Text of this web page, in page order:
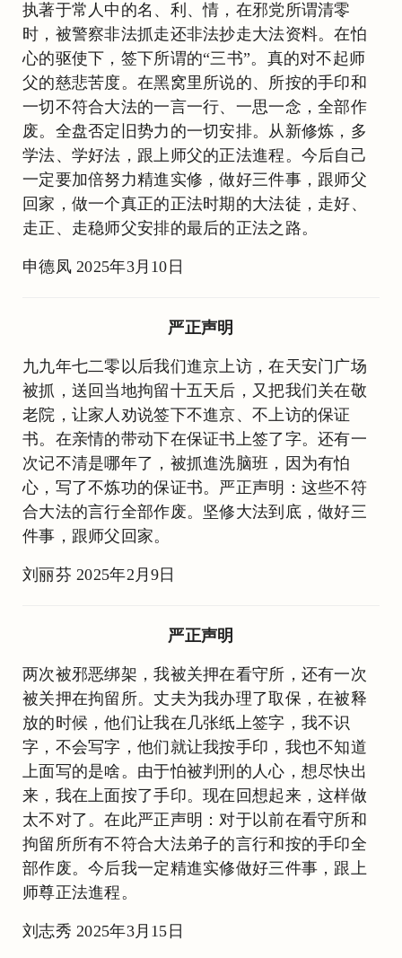
执著于常人中的名、利、情，在邪党所谓清零
时，被警察非法抓走还非法抄走大法资料。在怕
心的驱使下，签下所谓的“三书”。真的对不起师
父的慈悲苦度。在黑窝里所说的、所按的手印和
一切不符合大法的一言一行、一思一念，全部作
废。全盘否定旧势力的一切安排。从新修炼，多
学法、学好法，跟上师父的正法進程。今后自己
一定要加倍努力精進实修，做好三件事，跟师父
回家，做一个真正的正法时期的大法徒，走好、
走正、走稳师父安排的最后的正法之路。
申德凤 2025年3月10日
严正声明
九九年七二零以后我们進京上访，在天安门广场
被抓，送回当地拘留十五天后，又把我们关在敬
老院，让家人劝说签下不進京、不上访的保证
书。在亲情的带动下在保证书上签了字。还有一
次记不清是哪年了，被抓進洗脑班，因为有怕
心，写了不炼功的保证书。严正声明：这些不符
合大法的言行全部作废。坚修大法到底，做好三
件事，跟师父回家。
刘丽芬 2025年2月9日
严正声明
两次被邪恶绑架，我被关押在看守所，还有一次
被关押在拘留所。丈夫为我办理了取保，在被释
放的时候，他们让我在几张纸上签字，我不识
字，不会写字，他们就让我按手印，我也不知道
上面写的是啥。由于怕被判刑的人心，想尽快出
来，我在上面按了手印。现在回想起来，这样做
太不对了。在此严正声明：对于以前在看守所和
拘留所所有不符合大法弟子的言行和按的手印全
部作废。今后我一定精進实修做好三件事，跟上
师尊正法進程。
刘志秀 2025年3月15日